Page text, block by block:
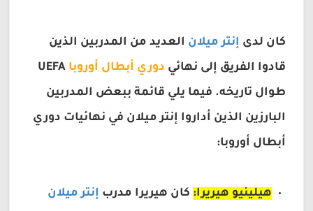
كان لدى إنتر ميلان العديد من المدربين الذين
قادوا الفريق إلى نهائي دوري أبطال أوروبا UEFA
طوال تاريخه. فيما يلي قائمة ببعض المدربين
البارزين الذين أداروا إنتر ميلان في نهائيات دوري
أبطال أوروبا:
هيلينيو هيريرا: كان هيريرا مدرب إنتر ميلان